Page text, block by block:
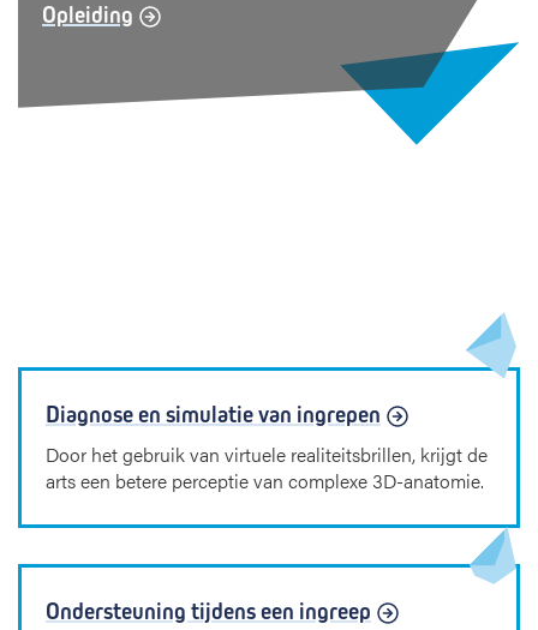
Opleiding
Diagnose en simulatie van ingrepen
Door het gebruik van virtuele realiteitsbrillen, krijgt de
arts een betere perceptie van complexe 3D-anatomie.
Ondersteuning tijdens een ingreep